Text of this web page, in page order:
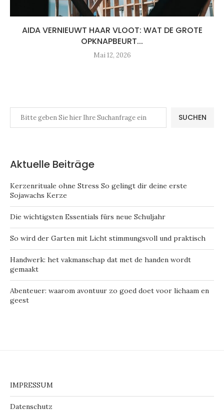
AIDA VERNIEUWT HAAR VLOOT: WAT DE GROTE
OPKNAPBEURT...
Mai 12, 2026
SUCHEN
Aktuelle Beiträge
Kerzenrituale ohne Stress So gelingt dir deine erste
Sojawachs Kerze
Die wichtigsten Essentials fürs neue Schuljahr
So wird der Garten mit Licht stimmungsvoll und praktisch
Handwerk: het vakmanschap dat met de handen wordt
gemaakt
Abenteuer: waarom avontuur zo goed doet voor lichaam en
geest
IMPRESSUM
Datenschutz